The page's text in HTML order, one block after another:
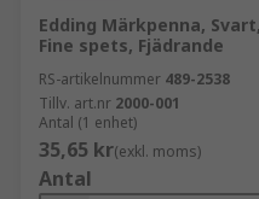
Edding Märkpenna,
Fine spets, Fjädrande
RS-artikelnummer 489-2538
Tillv. art.nr 2000-001
Antal (1 enhet)
35,65 kr(exkl. moms)
Antal